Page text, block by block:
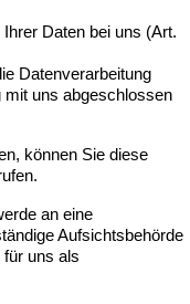
Daten bei uns (Art.
Datenverarbeitung
mit uns abgeschlossen
können Sie diese
an eine
Aufsichtsbehörde
uns als